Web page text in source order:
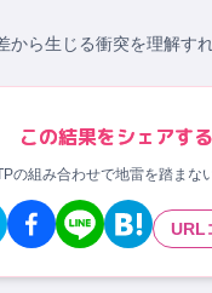
から生じる衝突を理解す
この結果をシェアする
の組み合わせで地雷を踏まな
URL